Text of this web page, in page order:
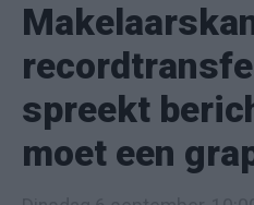
spreekt
moet een